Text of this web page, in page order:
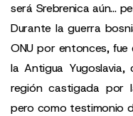
será Srebrenica aún…
Durante la guerra
ONU por entonces, fue
la Antigua
región castigada por
pero como testimonio